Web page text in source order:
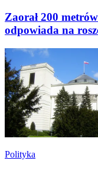
Zaorał 200
odpowiada na
Polityka